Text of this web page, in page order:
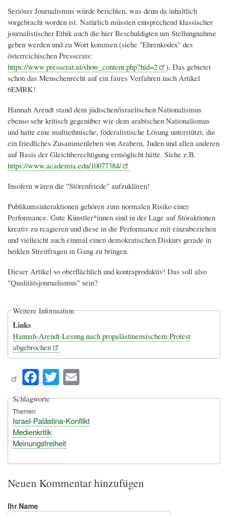
Seriöser Journalismus würde berichten, was denn da inhaltlich
vorgebracht worden ist. Natürlich müssten entsprechend klassischer
journalistischer Ethik auch die hier Beschuldigten um Stellungnahme
geben werden und zu Wort kommen (siehe "Ehrenkodex" des
österreichischen Presserats:
https://www.presserat.at/show_content.php?hid=2
). Das gebietet
schon das Menschenrecht auf ein faires Verfahren nach Artikel
6EMRK!
Hannah Arendt stand dem jüdischen/israelischen Nationalismus
ebenso sehr kritisch gegenüber wie dem arabischen Nationalismus
und hatte eine multiethnische, föderalistische Lösung unterstützt, die
ein friedliches Zusammenleben von Arabern, Juden und allen anderen
auf Basis der Gleichberechtigung ermöglicht hätte. Siehe z.B.
https://www.academia.edu/10077384/
Insofern wären die "Störenfriede" aufzuklären!
Publikumsinteraktionen gehören zum normalen Risiko einer
Performance. Gute Künstler*innen sind in der Lage auf Störaktionen
kreativ zu reagieren und diese in die Performance mit einzubeziehen
und vielleicht auch einmal einen demokratischen Diskurs gerade in
heiklen Streitfragen in Gang zu bringen.
Dieser Artikel so oberflächlich und kontraproduktiv! Das soll also
"Qualitätsjournalismus" sein?
Weitere Information
Links
Hannah-Arendt-Lesung nach propalästinensischem Protest
abgebrochen
Fa
ce
bo
ok
T
wi
r
Schlagworte
Themen
Israel-Palästina-Konflikt
Medienkritik
Meinungsfreiheit
Neuen Kommentar hinzufügen
Ihr Name